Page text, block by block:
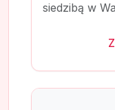
siedzibą w